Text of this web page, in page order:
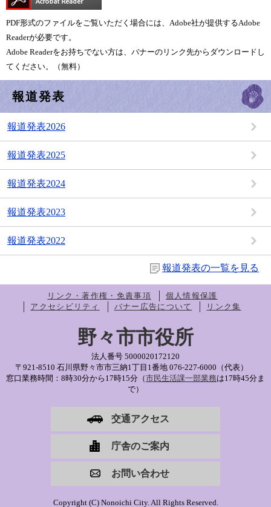
PDF形式のファイルをご覧いただく場合には、Adobe社が提供するAdobe
Readerが必要です。
Adobe Readerをお持ちでない方は、バナーのリンク先からダウンロードし
てください。（無料）
報道発表
報道発表2026
報道発表2025
報道発表2024
報道発表2023
報道発表2022
報道発表の一覧を見る
リンク・著作権・免責事項
個人情報保護
アクセシビリティ
バナー広告について リンク集
野々市市役所
法人番号 5000020172120
〒921-8510 石川県野々市市三納1丁目1番地 076-227-6000（代表）
窓口業務時間：8時30分から17時15分（市民生活課一部業務は17時45分ま
で）
交通アクセス
庁舎のご案内
お問い合わせ
Copyright (C) Nonoichi City. All Rights Reserved.